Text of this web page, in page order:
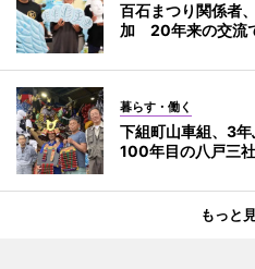
百石まつり関係者
加 20年来の交流
暮らす・働く
下組町山車組、3
100年目の八戸三
もっと